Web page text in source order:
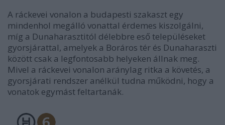
A ráckevei vonalon a budapesti szakaszt egy
mindenhol megálló vonattal érdemes kiszolgálni,
míg a Dunaharasztitól délebbre eső településeket
gyorsjárattal, amelyek a Boráros tér és Dunaharaszti
között csak a legfontosabb helyeken állnak meg.
Mivel a ráckevei vonalon aránylag ritka a követés, a
gyorsjárati rendszer anélkül tudna működni, hogy a
vonatok egymást feltartanák.